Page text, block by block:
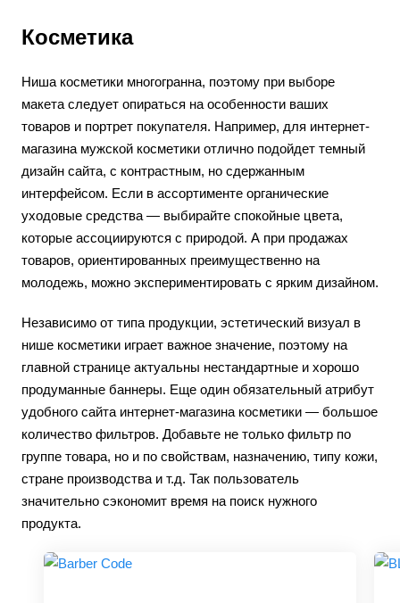
Косметика
Ниша косметики многогранна, поэтому при выборе
макета следует опираться на особенности ваших
товаров и портрет покупателя. Например, для интернет-
магазина мужской косметики отлично подойдет темный
дизайн сайта, с контрастным, но сдержанным
интерфейсом. Если в ассортименте органические
уходовые средства — выбирайте спокойные цвета,
которые ассоциируются с природой. А при продажах
товаров, ориентированных преимущественно на
молодежь, можно экспериментировать с ярким дизайном.
Независимо от типа продукции, эстетический визуал в
нише косметики играет важное значение, поэтому на
главной странице актуальны нестандартные и хорошо
продуманные баннеры. Еще один обязательный атрибут
удобного сайта интернет-магазина косметики — большое
количество фильтров. Добавьте не только фильтр по
группе товара, но и по свойствам, назначению, типу кожи,
стране производства и т.д. Так пользователь
значительно сэкономит время на поиск нужного
продукта.